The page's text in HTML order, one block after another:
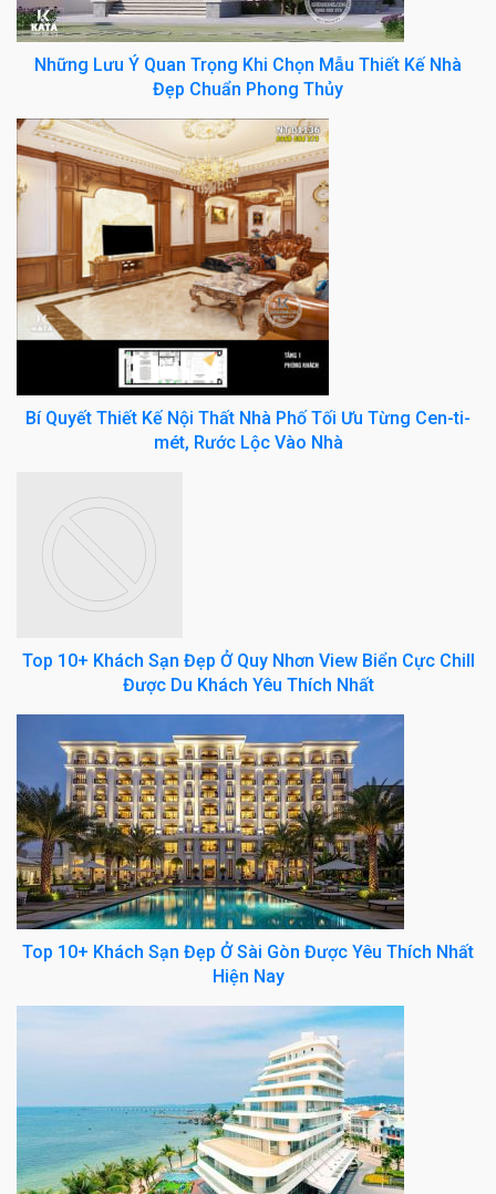
Những Lưu Ý Quan Trọng Khi Chọn Mẫu Thiết Kế Nhà
Đẹp Chuẩn Phong Thủy
Bí Quyết Thiết Kế Nội Thất Nhà Phố Tối Ưu Từng Cen-ti-
mét, Rước Lộc Vào Nhà
Top 10+ Khách Sạn Đẹp Ở Quy Nhơn View Biển Cực Chill
Được Du Khách Yêu Thích Nhất
Top 10+ Khách Sạn Đẹp Ở Sài Gòn Được Yêu Thích Nhất
Hiện Nay